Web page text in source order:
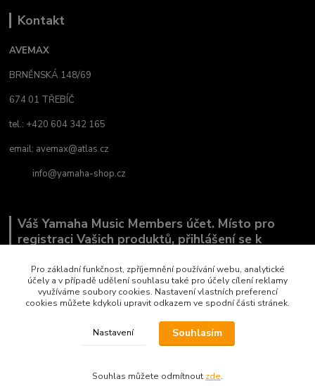
Kontakt
AVEMAX
BRNĚNSKÁ 148/69
674 01 TŘEBÍČ
tel.: +420 604 342 165
email: avemax@atlas.cz
info@yamaha-shop.cz
Váš Yamaha Music Members účet. Místo pro
registraci Vašich produktů, přihlášení se k
co Vás zajímá.
Copyright by AVEMAX
Pro základní funkčnost, zpříjemnění používání webu, analytické
účely a v případě udělení souhlasu také pro účely cílení reklamy
využíváme soubory cookies. Nastavení vlastních preferencí
cookies můžete kdykoli upravit odkazem ve spodní části stránek.
Nastavení Souhlasím
Souhlas můžete odmítnout zde.